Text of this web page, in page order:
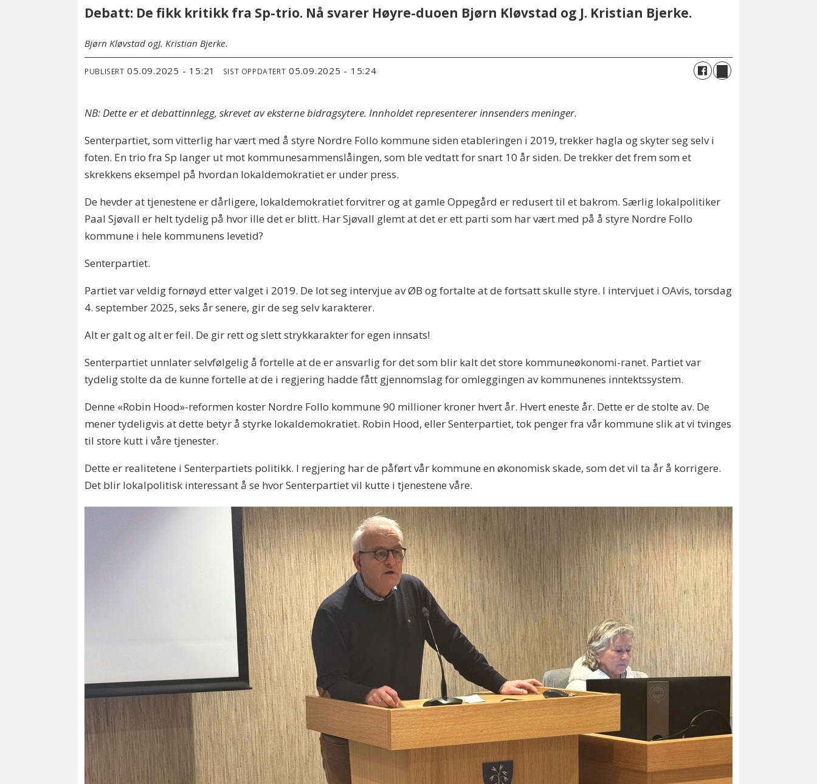
Debatt: De fikk kritikk fra Sp-trio. Nå svarer Høyre-duoen Bjørn Kløvstad og J. Kristian Bjerke.
Bjørn Kløvstad ogJ. Kristian Bjerke.
PUBLISERT 05.09.2025 - 15:21 SIST OPPDATERT 05.09.2025 - 15:24
NB: Dette er et debattinnlegg, skrevet av eksterne bidragsytere. Innholdet representerer innsenders meninger.
Senterpartiet, som vitterlig har vært med å styre Nordre Follo kommune siden etableringen i 2019, trekker hagla og skyter seg selv i
foten. En trio fra Sp langer ut mot kommunesammenslåingen, som ble vedtatt for snart 10 år siden. De trekker det frem som et
skrekkens eksempel på hvordan lokaldemokratiet er under press.
De hevder at tjenestene er dårligere, lokaldemokratiet forvitrer og at gamle Oppegård er redusert til et bakrom. Særlig lokalpolitiker
Paal Sjøvall er helt tydelig på hvor ille det er blitt. Har Sjøvall glemt at det er ett parti som har vært med på å styre Nordre Follo
kommune i hele kommunens levetid?
Senterpartiet.
Partiet var veldig fornøyd etter valget i 2019. De lot seg intervjue av ØB og fortalte at de fortsatt skulle styre. I intervjuet i OAvis, torsdag
4. september 2025, seks år senere, gir de seg selv karakterer.
Alt er galt og alt er feil. De gir rett og slett strykkarakter for egen innsats!
Senterpartiet unnlater selvfølgelig å fortelle at de er ansvarlig for det som blir kalt det store kommuneøkonomi-ranet. Partiet var
tydelig stolte da de kunne fortelle at de i regjering hadde fått gjennomslag for omleggingen av kommunenes inntektssystem.
Denne «Robin Hood»-reformen koster Nordre Follo kommune 90 millioner kroner hvert år. Hvert eneste år. Dette er de stolte av. De
mener tydeligvis at dette betyr å styrke lokaldemokratiet. Robin Hood, eller Senterpartiet, tok penger fra vår kommune slik at vi tvinges
til store kutt i våre tjenester.
Dette er realitetene i Senterpartiets politikk. I regjering har de påført vår kommune en økonomisk skade, som det vil ta år å korrigere.
Det blir lokalpolitisk interessant å se hvor Senterpartiet vil kutte i tjenestene våre.